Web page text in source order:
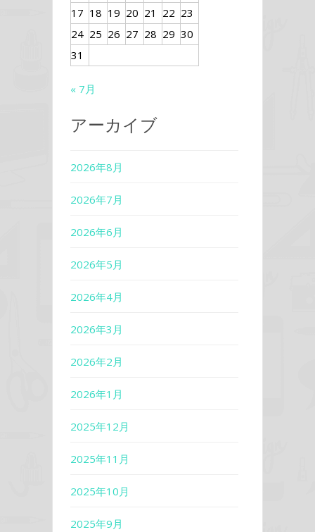
17 18 19 20 21 22 23
24 25 26 27 28 29 30
31
« 7月
アーカイブ
2026年8月
2026年7月
2026年6月
2026年5月
2026年4月
2026年3月
2026年2月
2026年1月
2025年12月
2025年11月
2025年10月
2025年9月